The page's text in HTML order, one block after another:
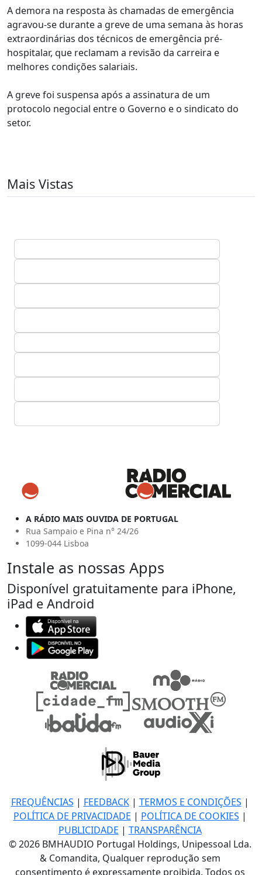
A demora na resposta às chamadas de emergência
agravou-se durante a greve de uma semana às horas
extraordinárias dos técnicos de emergência pré-
hospitalar, que reclamam a revisão da carreira e
melhores condições salariais.
A greve foi suspensa após a assinatura de um
protocolo negocial entre o Governo e o sindicato do
setor.
Mais Vistas
A RÁDIO MAIS OUVIDA DE PORTUGAL
Rua Sampaio e Pina n° 24/26
1099-044 Lisboa
Instale as nossas Apps
Disponível gratuitamente para iPhone,
iPad e Android
FREQUÊNCIAS | FEEDBACK| TERMOS E CONDIÇÕES |
POLÍTICA DE PRIVACIDADE | POLÍTICA DE COOKIES |
PUBLICIDADE | TRANSPARÊNCIA
© 2026 BMHAUDIO Portugal Holdings, Unipessoal Lda.
& Comandita, Qualquer reprodução sem
consentimento é expressamente proibida. Todos os